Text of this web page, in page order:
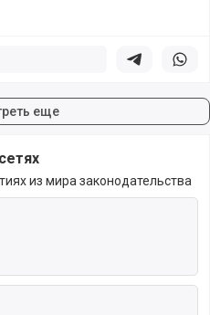
Поделиться в
еще
из мира законодательства